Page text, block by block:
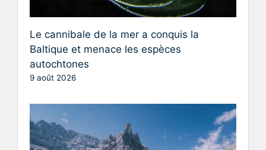
Le cannibale de la mer a conquis la
Baltique et menace les espèces
autochtones
9 août 2026